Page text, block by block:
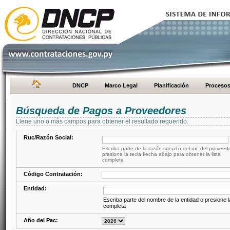
DNCP Marco Legal Planificación Procesos
Búsqueda de Pagos a Proveedores
Llene uno o más campos para obtener el resultado requerido.
Ruc/Razón Social:
Escriba parte de la razón social o del ruc del
presione la tecla flecha abajo para obtener la lista
completa
Código Contratación:
Entidad:
Escriba parte del nombre de la entidad o presione
completa
Año del Pac: